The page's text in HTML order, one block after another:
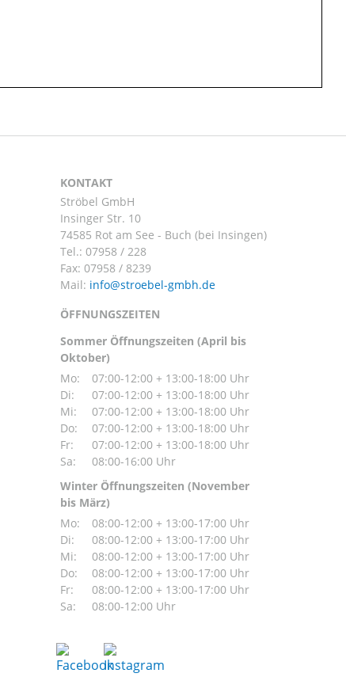
KONTAKT
Ströbel GmbH
Insinger Str. 10
74585 Rot am See - Buch (bei Insingen)
Tel.: 07958 / 228
Fax: 07958 / 8239
Mail:
ÖFFNUNGSZEITEN
Sommer Öffnungszeiten (April bis
Oktober)
Mo:
07:00-12:00 + 13:00-18:00 Uhr
Di:
07:00-12:00 + 13:00-18:00 Uhr
Mi:
07:00-12:00 + 13:00-18:00 Uhr
Do:
07:00-12:00 + 13:00-18:00 Uhr
Fr:
07:00-12:00 + 13:00-18:00 Uhr
Sa:
08:00-16:00 Uhr
Winter Öffnungszeiten (November
bis März)
Mo:
08:00-12:00 + 13:00-17:00 Uhr
Di:
08:00-12:00 + 13:00-17:00 Uhr
Mi:
08:00-12:00 + 13:00-17:00 Uhr
Do:
08:00-12:00 + 13:00-17:00 Uhr
Fr:
08:00-12:00 + 13:00-17:00 Uhr
Sa:
08:00-12:00 Uhr